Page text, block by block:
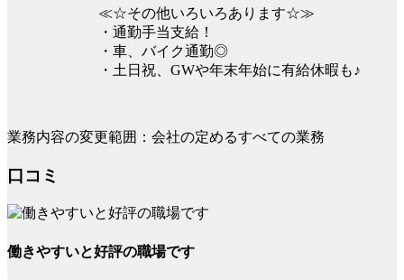
≪☆その他いろいろあります☆≫
・通勤手当支給！
・車、バイク通勤◎
・土日祝、GWや年末年始に有給休暇も♪
業務内容の変更範囲：会社の定めるすべての業務
口コミ
働きやすいと好評の職場です